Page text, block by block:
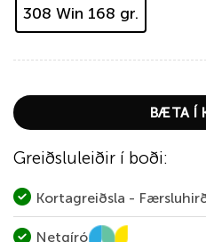
308 Win 168 gr.
BÆTA Í
Greiðsluleiðir í boði:
Kortagreiðsla -
Netgíró